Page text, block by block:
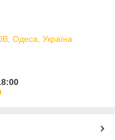
Одеса, Україна